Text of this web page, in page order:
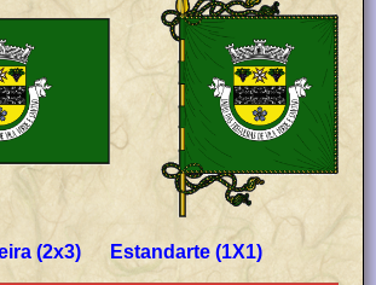
(2x3) Estandarte (1X1)